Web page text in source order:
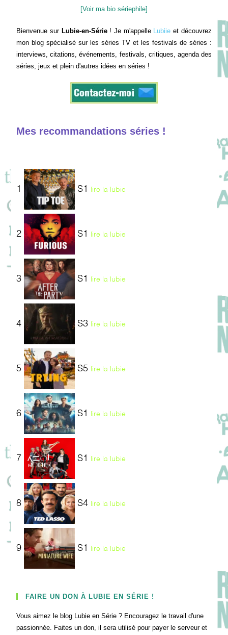
[Voir ma bio sériephile]
Bienvenue sur Lubie-en-Série! Je m'appelle Lubiie et découvrez
mon blog spécialisé sur les séries TV et les festivals de séries :
interviews, citations, événements, festivals, critiques, agenda des
séries, jeux et plein d'autres idées en séries !
Mes recommandations séries !
1 S1 lire la lubie
2 S1 lire la lubie
3 S1 lire la lubie
4 S3 lire la lubie
5 S5 lire la lubie
6 S1 lire la lubie
7 S1 lire la lubie
8 S4 lire la lubie
9 S1 lire la lubie
FAIRE UN DON À LUBIE EN SÉRIE !
Vous aimez le blog Lubie en Série ? Encouragez le travail d'une
passionnée. Faites un don, il sera utilisé pour payer le serveur et